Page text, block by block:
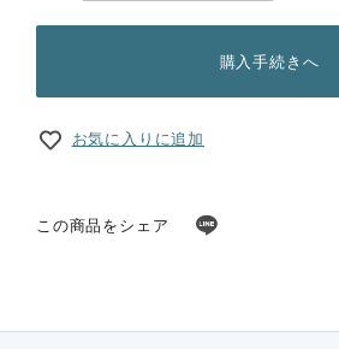
購入手続きへ
お気に入りに追加
この商品をシェア